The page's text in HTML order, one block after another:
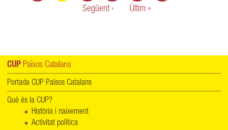
Següent ›
Últim »
CUP Països Catalans
Portada CUP Països Catalans
Què és la CUP?
Història i naixement
Activitat política